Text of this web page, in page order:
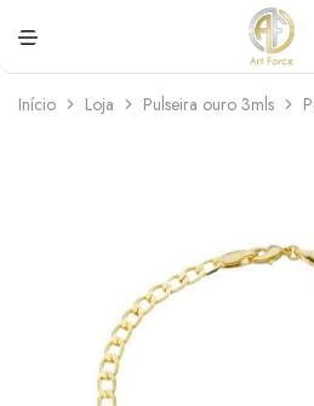
Force
personalizadas
Início Loja Pulseira ouro 3mls